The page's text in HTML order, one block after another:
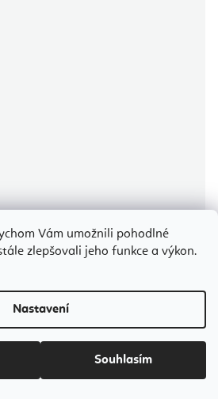
Vám umožnili pohodlné
zlepšovali jeho funkce a výkon.
Nastavení
Souhlasím
je
hvězdiček.